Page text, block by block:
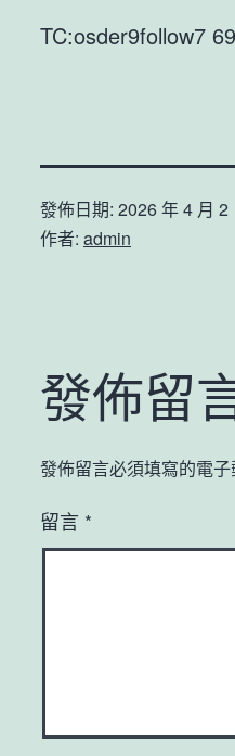
TC:osder9follow7
發佈日期: 2026 年 4 月 2
作者: admin
發佈留
發佈留言必須填寫的電
留言 *